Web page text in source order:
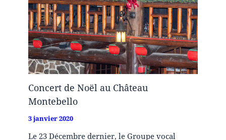
Concert de Noël au Château
Montebello
3 janvier 2020
Le 23 Décembre dernier, le Groupe vocal